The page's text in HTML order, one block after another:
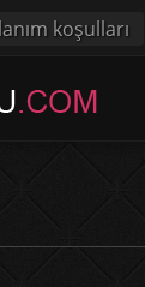
koşulları